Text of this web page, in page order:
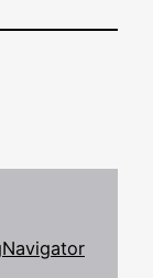
Navigator